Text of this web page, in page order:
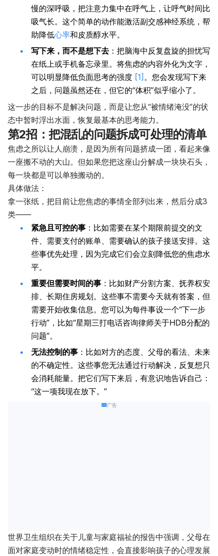
慢的深呼吸，把注意力集中在呼气上，让呼气时间比
吸气长。这个简单的动作能激活副交感神经系统，帮
助降低心率和皮质醇水平。
写下来，而不是想下去 ：把脑海中反复盘旋的担忧写
在纸上或手机备忘录里。将焦虑的内容外化为文字，
可以明显降低负面思考的强度 [1] 。您会发现写下来
之后，问题虽然还在，但它的“体积”似乎缩小了。
这一步的目标不是解决问题，而是让您从“被情绪淹没”的状
态中暂时浮出水面，恢复最基本的思考能力。
第2招：把混乱的问题拆成可处理的清单
焦虑之所以让人崩溃，是因为所有问题挤成一团，看起来像
一座搬不动的大山。但如果您把这座山分解成一块块石头，
每一块都是可以单独搬动的。
具体做法：
拿一张纸，把目前让您焦虑的事情全部列出来，然后分成3
类——
紧急且可控的事 ：比如需要在某个期限前提交的文
件、需要支付的账单、需要确认的孩子接送安排。这
些事优先处理，因为完成它们会立刻降低您的焦虑水
平。
重要但需要时间的事 ：比如财产分割方案、抚养权安
排、长期住房规划。这些事不需要今天就有答案，但
需要开始收集信息。您可以为每件事设一个“下一步
行动”，比如“星期三打电话咨询律师关于HDB分配的
问题”。
无法控制的事 ：比如对方的态度、父母的看法、未来
的不确定性。这些事您无法通过行动解决，反复想只
会消耗能量。把它们写下来后，有意识地告诉自己：
“这一项我现在放下。”
广告
世界卫生组织在关于儿童与家庭福祉的报告中强调，父母在
面对家庭变动时的情绪稳定性，会直接影响孩子的心理发展